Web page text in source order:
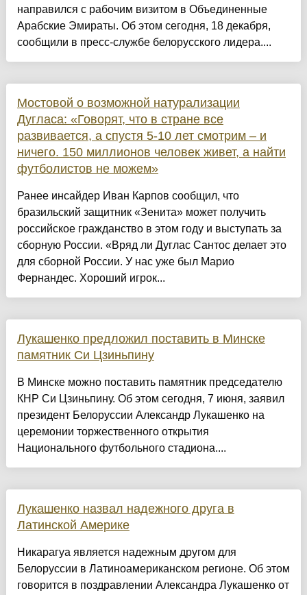
направился с рабочим визитом в Объединенные
Арабские Эмираты. Об этом сегодня, 18 декабря,
сообщили в пресс-службе белорусского лидера....
Мостовой о возможной натурализации
Дугласа: «Говорят, что в стране все
развивается, а спустя 5-10 лет смотрим – и
ничего. 150 миллионов человек живет, а найти
футболистов не можем»
Ранее инсайдер Иван Карпов сообщил, что
бразильский защитник «Зенита» может получить
российское гражданство в этом году и выступать за
сборную России. «Вряд ли Дуглас Сантос делает это
для сборной России. У нас уже был Марио
Фернандес. Хороший игрок...
Лукашенко предложил поставить в Минске
памятник Си Цзиньпину
В Минске можно поставить памятник председателю
КНР Си Цзиньпину. Об этом сегодня, 7 июня, заявил
президент Белоруссии Александр Лукашенко на
церемонии торжественного открытия
Национального футбольного стадиона....
Лукашенко назвал надежного друга в
Латинской Америке
Никарагуа является надежным другом для
Белоруссии в Латиноамериканском регионе. Об этом
говорится в поздравлении Александра Лукашенко от